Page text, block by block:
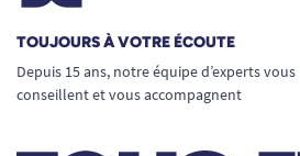
TOUJOURS À VOTRE ÉCOUTE
Depuis 15 ans, notre équipe d’experts vous
conseillent et vous accompagnent